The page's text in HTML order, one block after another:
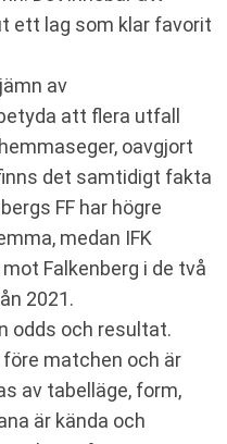
ett lag som klar favorit
av
att flera utfall
oavgjort
det samtidigt fakta
FF har högre
medan IFK
Falkenberg i de två
2021.
odds och resultat.
matchen och är
av tabelläge, form,
är kända och